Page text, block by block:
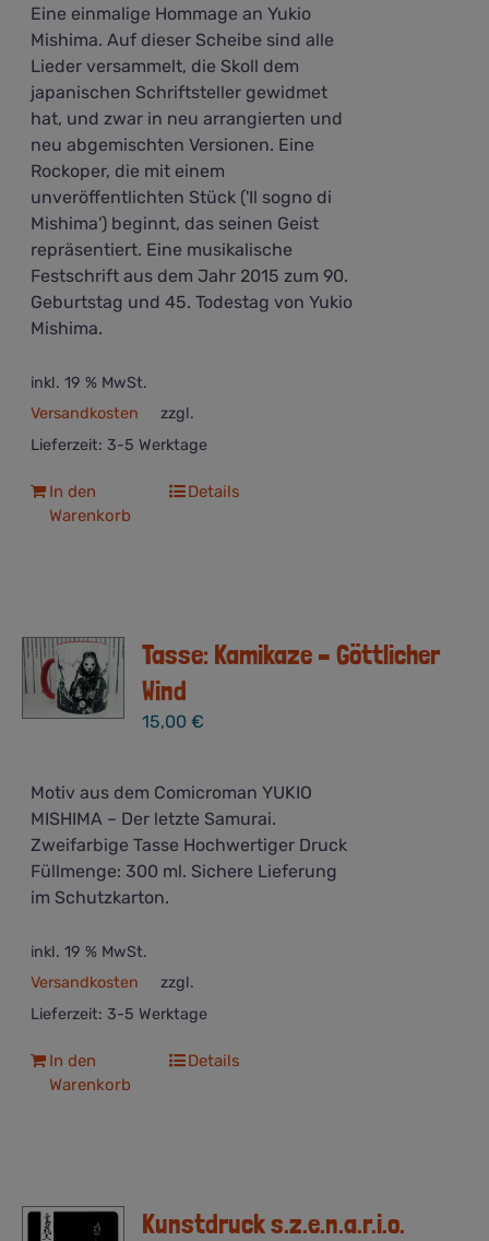
Eine einmalige Hommage an Yukio
Mishima. Auf dieser Scheibe sind alle
Lieder versammelt, die Skoll dem
japanischen Schriftsteller gewidmet
hat, und zwar in neu arrangierten und
neu abgemischten Versionen. Eine
Rockoper, die mit einem
unveröffentlichten Stück ('Il sogno di
Mishima') beginnt, das seinen Geist
repräsentiert. Eine musikalische
Festschrift aus dem Jahr 2015 zum 90.
Geburtstag und 45. Todestag von Yukio
Mishima.
inkl. 19 % MwSt.
zzgl.
Versandkosten
Lieferzeit: 3-5 Werktage
In den
Warenkorb
Details
Tasse: Kamikaze – Göttlicher
Wind
15,00€
Motiv aus dem Comicroman YUKIO
MISHIMA – Der letzte Samurai.
Zweifarbige Tasse Hochwertiger Druck
Füllmenge: 300 ml. Sichere Lieferung
im Schutzkarton.
inkl. 19 % MwSt.
zzgl.
Versandkosten
Lieferzeit: 3-5 Werktage
In den
Warenkorb
Details
Kunstdruck s.z.e.n.a.r.i.o.